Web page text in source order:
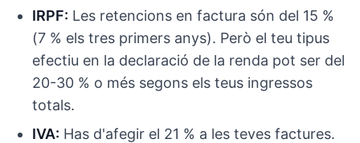
IRPF: Les retencions en factura són del 15 %
(7 % els tres primers anys). Però el teu tipus
efectiu en la declaració de la renda pot ser del
20-30 % o més segons els teus ingressos
totals.
IVA: Has d'afegir el 21 % a les teves factures.